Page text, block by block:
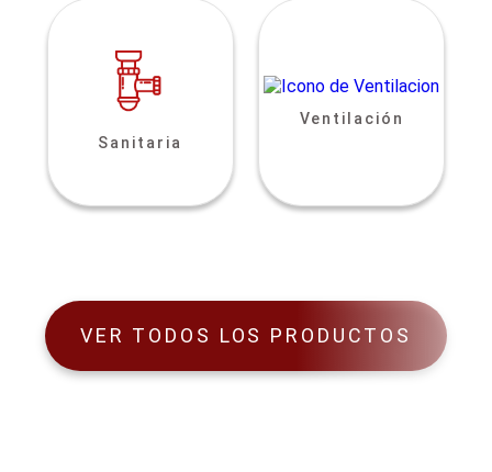
Sanitaria
Ventilación
VER TODOS LOS PRODUCTOS